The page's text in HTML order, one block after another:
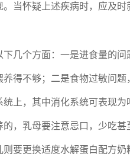
当怀疑上述疾病时，应及时
几个方面：一是进食量的
得不够；二是食物过敏问
上，其中消化系统可表现为
，乳母要注意忌口，少吃甚
要更换适度水解蛋白配方